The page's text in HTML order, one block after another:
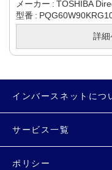
メーカー TOSHIBA
型番
詳細
インバースネットにつ
サービス一覧
ポリシー